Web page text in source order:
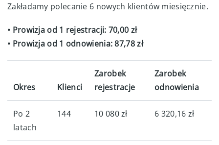
Zakładamy polecanie 6 nowych klientów miesięcznie.
• Prowizja od 1 rejestracji: 70,00 zł
• Prowizja od 1 odnowienia: 87,78 zł
Okres Klienci
Zarobek
rejestracje
Zarobek
odnowienia
Po 2
latach
144 10 080 zł 6 320,16 zł